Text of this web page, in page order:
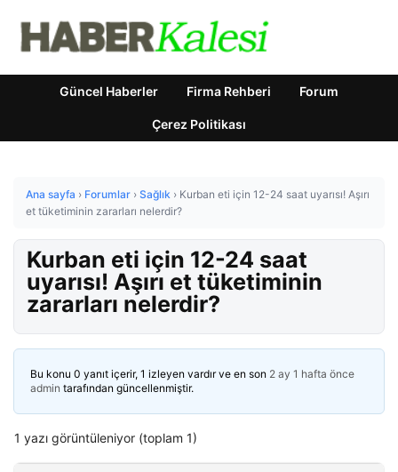
Güncel Haberler Firma Rehberi Forum
Çerez Politikası
Ana sayfa › Forumlar › Sağlık › Kurban eti için 12-24 saat uyarısı! Aşırı
et tüketiminin zararları nelerdir?
Kurban eti için 12-24 saat
uyarısı! Aşırı et tüketiminin
zararları nelerdir?
Bu konu 0 yanıt içerir, 1 izleyen vardır ve en son 2 ay 1 hafta önce
admin tarafından güncellenmiştir.
1 yazı görüntüleniyor (toplam 1)